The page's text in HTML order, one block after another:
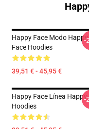
Happy Face Modo Happy
Face Hoodies
39,51 € - 45,95 €
-
Happy Face Línea Happy
Hoodies
-